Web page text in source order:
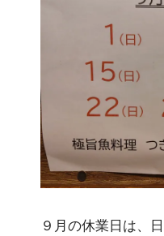
９月の休業日は、